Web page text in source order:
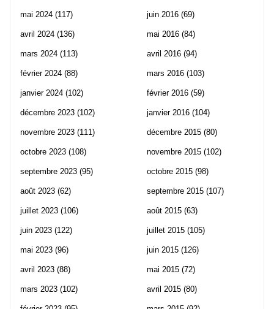
mai 2024 (117)
avril 2024 (136)
mars 2024 (113)
février 2024 (88)
janvier 2024 (102)
décembre 2023 (102)
novembre 2023 (111)
octobre 2023 (108)
septembre 2023 (95)
août 2023 (62)
juillet 2023 (106)
juin 2023 (122)
mai 2023 (96)
avril 2023 (88)
mars 2023 (102)
juin 2016 (69)
mai 2016 (84)
avril 2016 (94)
mars 2016 (103)
février 2016 (59)
janvier 2016 (104)
décembre 2015 (80)
novembre 2015 (102)
octobre 2015 (98)
septembre 2015 (107)
août 2015 (63)
juillet 2015 (105)
juin 2015 (126)
mai 2015 (72)
avril 2015 (80)